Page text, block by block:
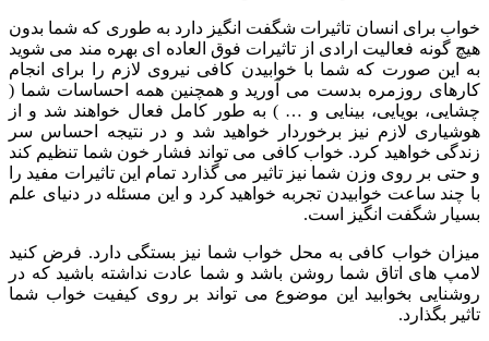
خواب برای انسان تاثیرات شگفت انگیز دارد به طوری که شما بدون
هیچ گونه فعالیت ارادی از تاثیرات فوق العاده ای بهره مند می شوید
به این صورت که شما با خوابیدن کافی نیروی لازم را برای انجام
کارهای روزمره بدست می آورید و همچنین همه احساسات شما (
چشایی، بویایی، بینایی و … ) به طور کامل فعال خواهند شد و از
هوشیاری لازم نیز برخوردار خواهید شد و در نتیجه احساس سر
زندگی خواهید کرد. خواب کافی می تواند فشار خون شما تنظیم کند
و حتی بر روی وزن شما نیز تاثیر می گذارد تمام این تاثیرات مفید را
با چند ساعت خوابیدن تجربه خواهید کرد و این مسئله در دنیای علم
بسیار شگفت انگیز است.
میزان خواب کافی به محل خواب شما نیز بستگی دارد. فرض کنید
لامپ های اتاق شما روشن باشد و شما عادت نداشته باشید که در
روشنایی بخوابید این موضوع می تواند بر روی کیفیت خواب شما
تاثیر بگذارد.